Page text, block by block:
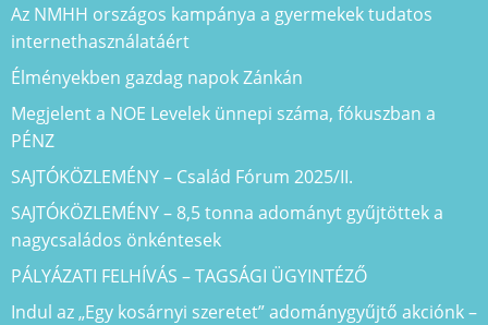
Az NMHH országos kampánya a gyermekek tudatos
internethasználatáért
Élményekben gazdag napok Zánkán
Megjelent a NOE Levelek ünnepi száma, fókuszban a
PÉNZ
SAJTÓKÖZLEMÉNY – Család Fórum 2025/II.
SAJTÓKÖZLEMÉNY – 8,5 tonna adományt gyűjtöttek a
nagycsaládos önkéntesek
PÁLYÁZATI FELHÍVÁS – TAGSÁGI ÜGYINTÉZŐ
Indul az „Egy kosárnyi szeretet” adománygyűjtő akciónk –